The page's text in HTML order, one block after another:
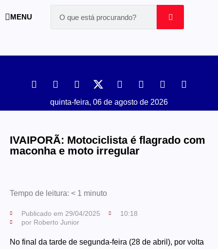
MENU
quinta-feira, 06 de agosto de 2026
IVAIPORÃ: Motociclista é flagrado com
maconha e moto irregular
Tempo de leitura: < 1 minuto
Publicado em 29/04/2025
10:18
por Roberto Junior
No final da tarde de segunda-feira (28 de abril), por volta